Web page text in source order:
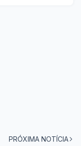
PRÓXIMA NOTÍCIA